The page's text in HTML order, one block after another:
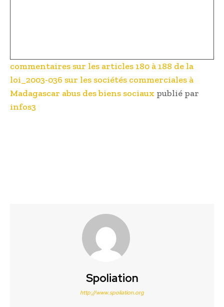
commentaires sur les articles 180 à 188 de la
loi_2003-036 sur les sociétés commerciales à
Madagascar abus des biens sociaux publié par
infos3
Spoliation
http://www.spoliation.org